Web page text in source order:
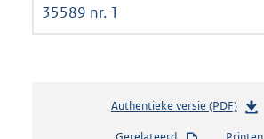
35589 nr. 1
Authentieke versie (PDF)b